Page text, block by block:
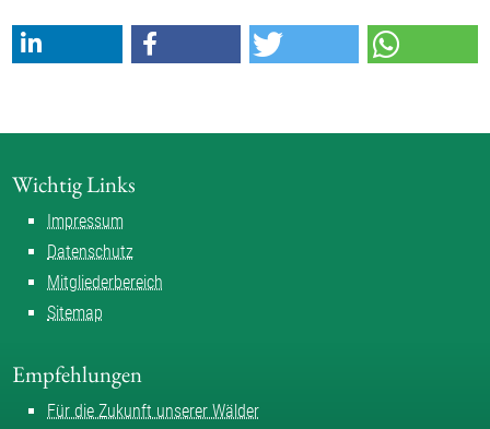
Wichtig Links
Impressum
Datenschutz
Mitgliederbereich
Sitemap
Empfehlungen
Für die Zukunft unserer Wälder